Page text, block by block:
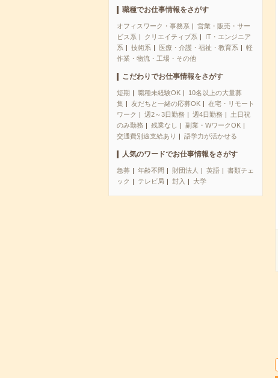
職種でお仕事情報をさがす
オフィスワーク・事務系
営業・販売・サー
ビス系
クリエイティブ系
IT・エンジニア
系
技術系 医療・介護・福祉・教育系
軽
作業・物流・工場・その他
こだわりでお仕事情報をさがす
短期 職種未経験OK
10名以上の大量募
集
友だちと一緒の応募OK
在宅・リモート
ワーク
週2～3日勤務 週4日勤務
土日祝
のみ勤務
残業なし
副業・WワークOK
交通費別途支給あり
語学力が活かせる
人気のワードでお仕事情報をさがす
急募 年齢不問 財団法人 英語
書類チェ
ック
テレビ局 封入 大学